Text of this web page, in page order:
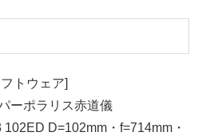
トウェア]
ーポラリス赤道儀
D=102mm・f=714mm・